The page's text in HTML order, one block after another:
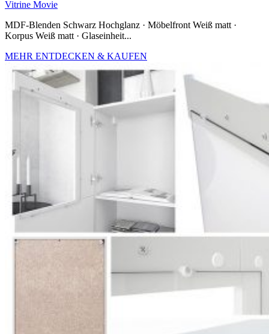
Vitrine Movie
MDF-Blenden Schwarz Hochglanz · Möbelfront Weiß matt ·
Korpus Weiß matt · Glaseinheit...
MEHR ENTDECKEN & KAUFEN